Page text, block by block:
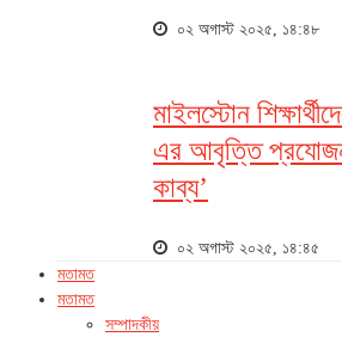
০২ অগাস্ট ২০২৫, ১৪:৪৮
মাইলস্টোন
এর আবৃত্তি
কাব্য’
০২ অগাস্ট ২০২৫, ১৪:৪৫
মতামত
মতামত
সম্পাদকীয়